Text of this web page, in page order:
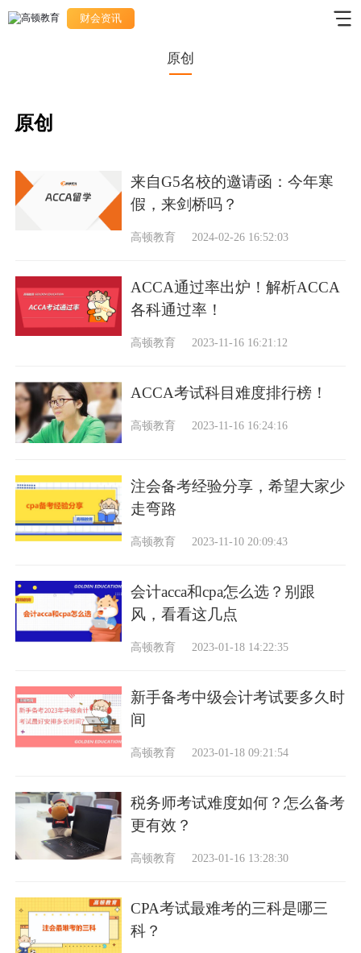
财会资讯
原创
原创
来自G5名校的邀请函：今年寒
假，来剑桥吗？
高顿教育 2024-02-26 16:52:03
ACCA通过率出炉！解析ACCA
各科通过率！
高顿教育 2023-11-16 16:21:12
ACCA考试科目难度排行榜！
高顿教育 2023-11-16 16:24:16
注会备考经验分享，希望大家少
走弯路
高顿教育 2023-11-10 20:09:43
会计acca和cpa怎么选？别跟
风，看看这几点
高顿教育 2023-01-18 14:22:35
新手备考中级会计考试要多久时
间
高顿教育 2023-01-18 09:21:54
税务师考试难度如何？怎么备考
更有效？
高顿教育 2023-01-16 13:28:30
CPA考试最难考的三科是哪三
科？